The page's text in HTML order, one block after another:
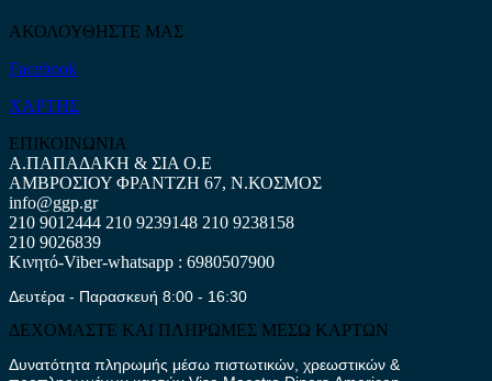
ΑΚΟΛΟΥΘΗΣΤΕ ΜΑΣ
Facebook
ΧΑΡΤΗΣ
ΕΠΙΚΟΙΝΩΝΙΑ
Α.ΠΑΠΑΔΑΚΗ & ΣΙΑ Ο.Ε
ΑΜΒΡΟΣΙΟΥ ΦΡΑΝΤΖΗ 67, Ν.ΚΟΣΜΟΣ
info@ggp.gr
210 9012444 210 9239148 210 9238158
210 9026839
Κινητό-Viber-whatsapp : 6980507900
Δευτέρα - Παρασκευή 8:00 - 16:30
ΔΕΧΟΜΑΣΤΕ ΚΑΙ ΠΛΗΡΩΜΕΣ ΜΕΣΩ ΚΑΡΤΩΝ
Δυνατότητα πληρωμής μέσω πιστωτικών, χρεωστικών &